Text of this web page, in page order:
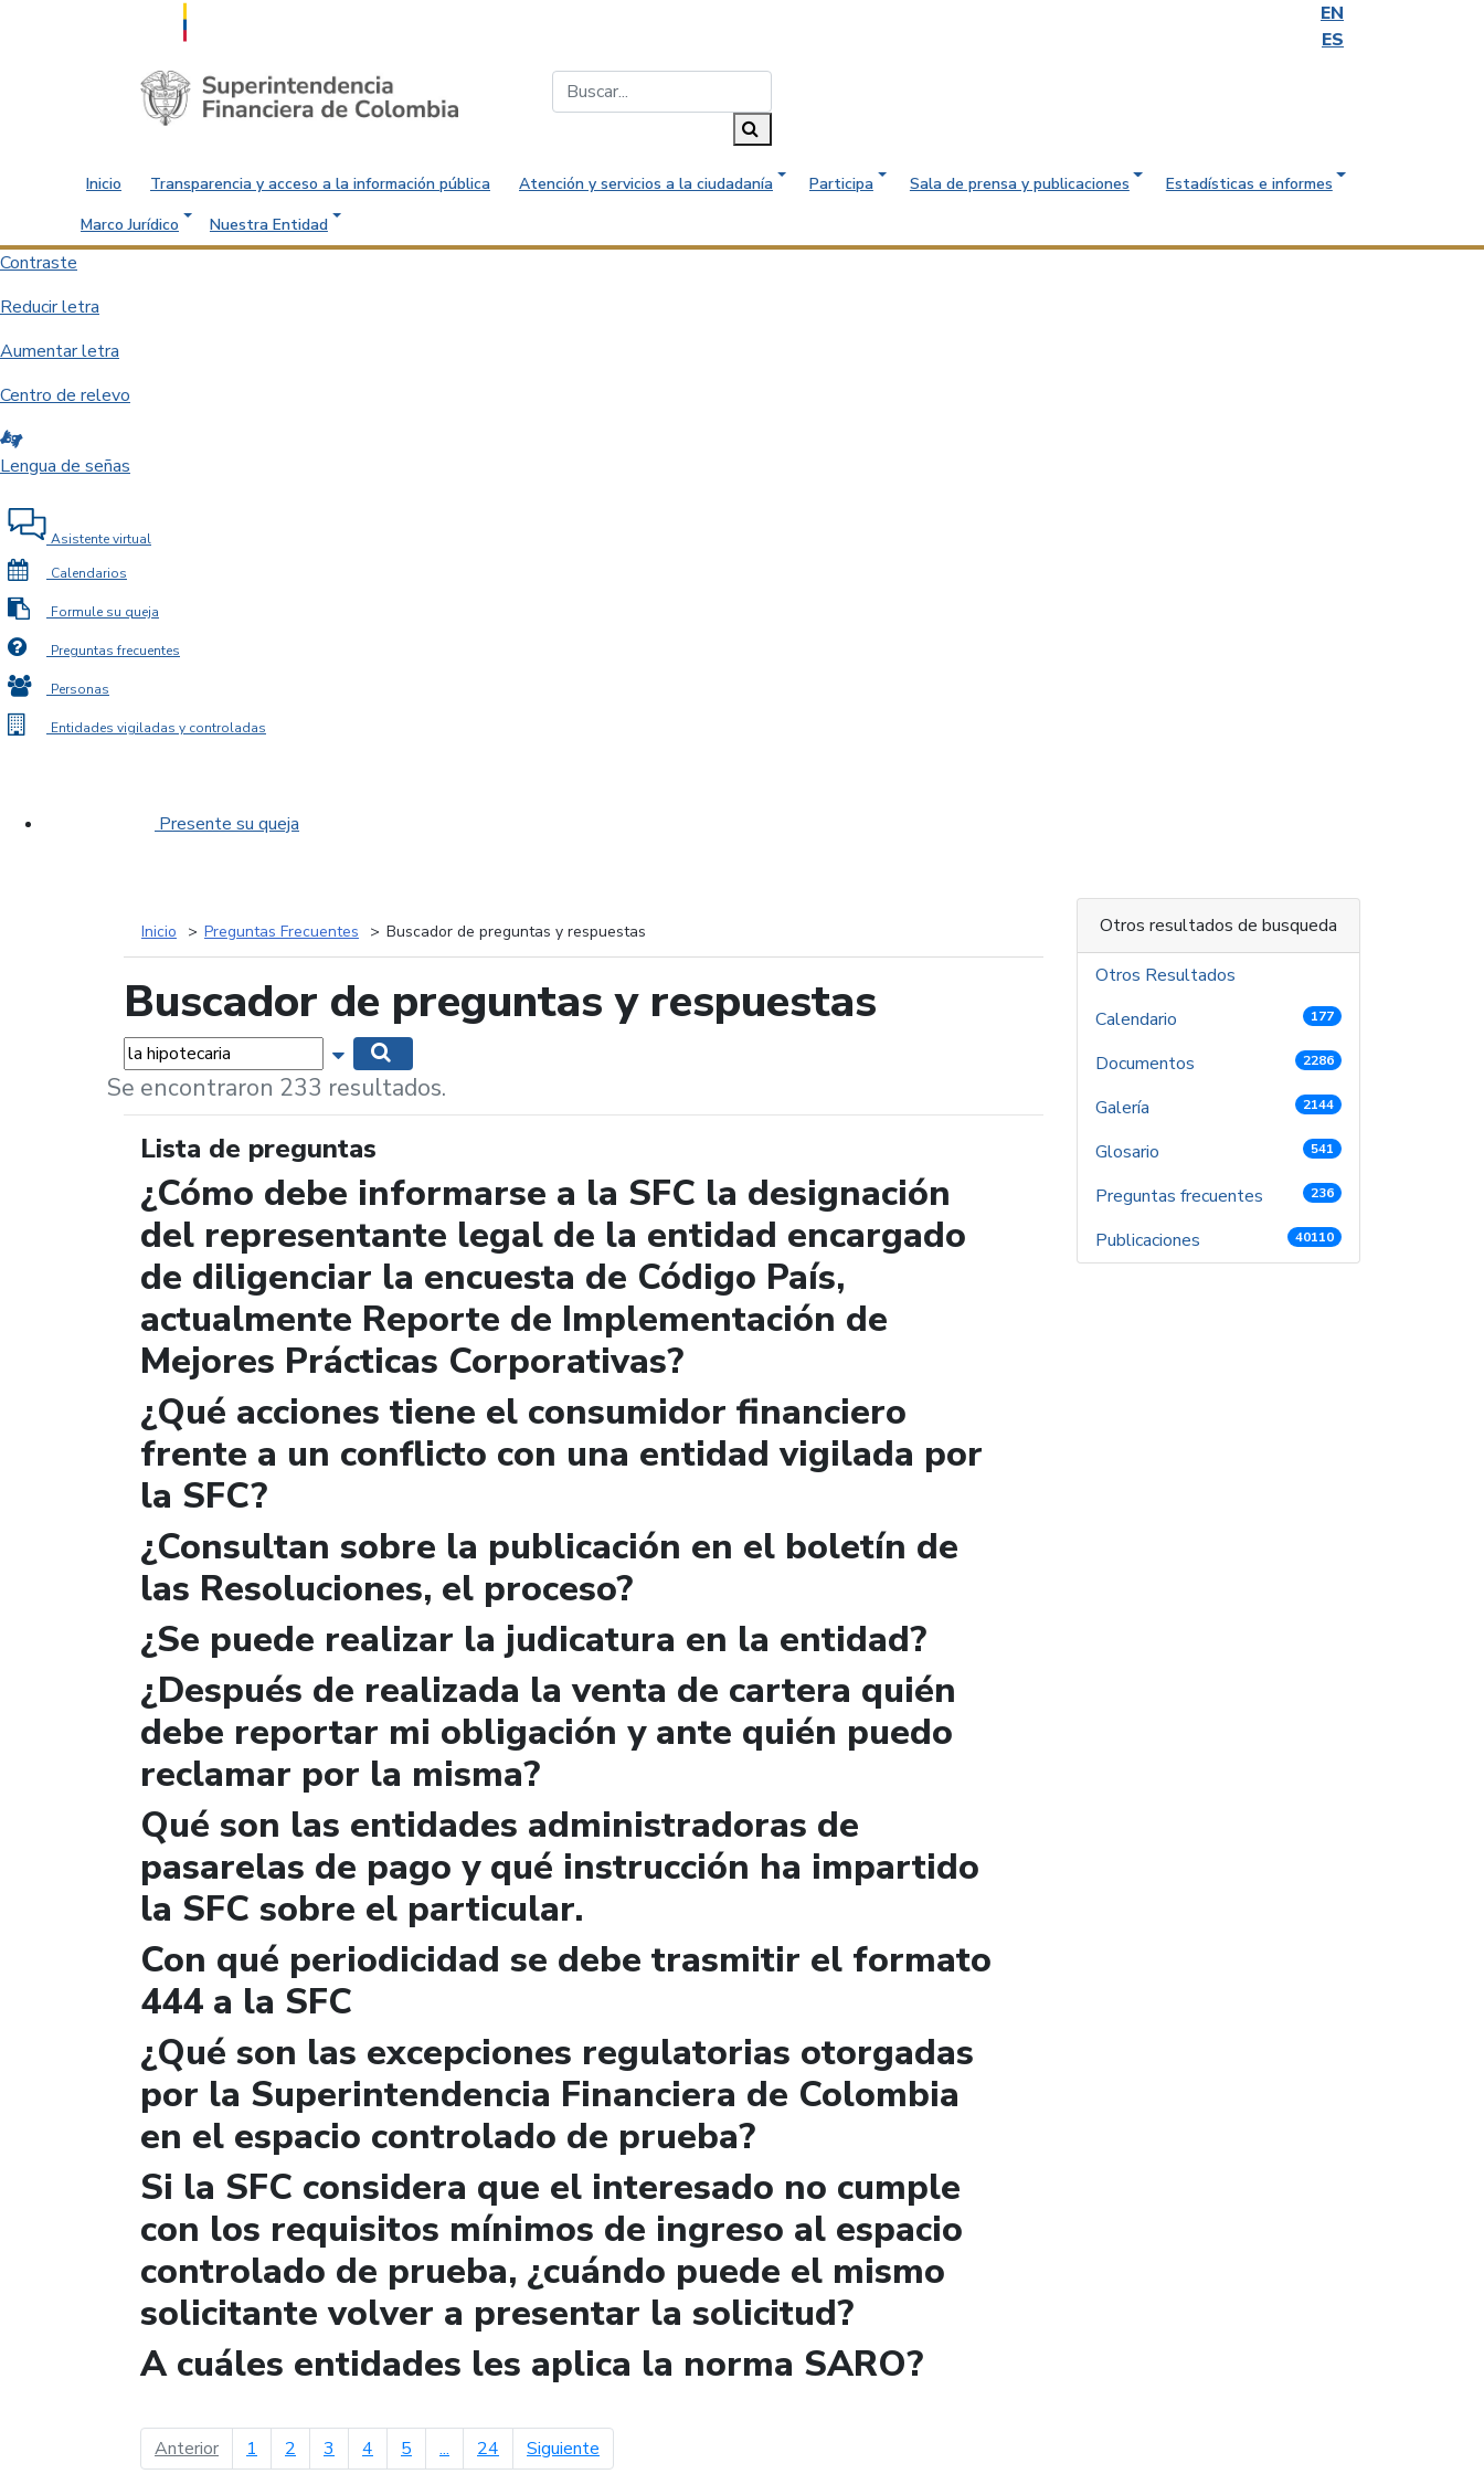
EN
ES
Saltar al contenido principal
Inicio Transparencia y acceso a la información pública Atención y servicios a la ciudadanía Participa Sala de prensa y publicaciones
Estadísticas e informes
Marco Jurídico
Nuestra Entidad
Contraste
Reducir letra
Aumentar letra
Centro de relevo
Lengua de señas
Asistente virtual
Calendarios
Formule su queja
Preguntas frecuentes
Personas
Entidades vigiladas y controladas
Presente su queja
Inicio Preguntas Frecuentes Buscador de preguntas y respuestas
Buscador de preguntas y respuestas
Palabras... Mostrar opciones de búsqueda
Se encontraron 233 resultados.
Lista de preguntas
¿Cómo debe informarse a la SFC la designación
del representante legal de la entidad encargado
de diligenciar la encuesta de Código País,
actualmente Reporte de Implementación de
Mejores Prácticas Corporativas?
¿Qué acciones tiene el consumidor financiero
frente a un conflicto con una entidad vigilada por
la SFC?
¿Consultan sobre la publicación en el boletín de
las Resoluciones, el proceso?
¿Se puede realizar la judicatura en la entidad?
¿Después de realizada la venta de cartera quién
debe reportar mi obligación y ante quién puedo
reclamar por la misma?
Qué son las entidades administradoras de
pasarelas de pago y qué instrucción ha impartido
la SFC sobre el particular.
Con qué periodicidad se debe trasmitir el formato
444 a la SFC
¿Qué son las excepciones regulatorias otorgadas
por la Superintendencia Financiera de Colombia
en el espacio controlado de prueba?
Si la SFC considera que el interesado no cumple
con los requisitos mínimos de ingreso al espacio
controlado de prueba, ¿cuándo puede el mismo
solicitante volver a presentar la solicitud?
A cuáles entidades les aplica la norma SARO?
Anteriorpágina anterior
1 2 3 4 5 ... 24 Siguiente
Otros resultados de busqueda
Otros Resultados
Calendario
177
Documentos 2286
Galería 2144
Glosario 541
Preguntas frecuentes 236
Publicaciones 40110